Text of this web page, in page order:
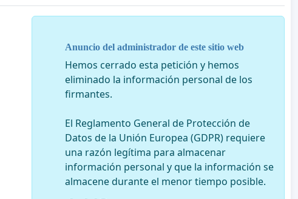
Anuncio del administrador de este sitio web
Hemos cerrado esta petición y hemos
eliminado la información personal de los
firmantes.
El Reglamento General de Protección de
Datos de la Unión Europea (GDPR) requiere
una razón legítima para almacenar
información personal y que la información se
almacene durante el menor tiempo posible.